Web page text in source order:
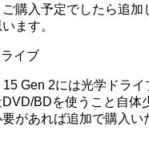
ご購入予定でしたら追加
ます。
イブ
Gen 2には光学ドライ
BDを使うこと自体
要があれば追加で購入い